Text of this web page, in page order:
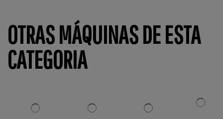
OTRAS MÁQUINAS DE ESTA
CATEGORIA